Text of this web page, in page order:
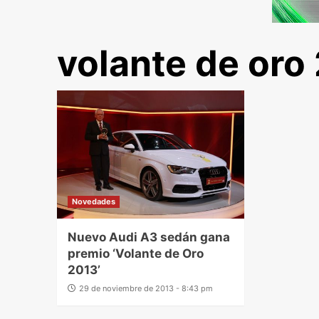
volante de oro
Novedades
Nuevo Audi A3 sedán gana
premio ‘Volante de Oro
2013’
29 de noviembre de 2013 - 8:43 pm